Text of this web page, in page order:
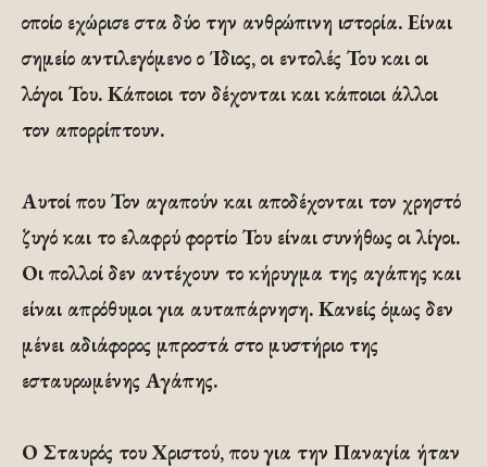
οποίο εχώρισε στα δύο την ανθρώπινη ιστορία. Είναι
σημείο αντιλεγόμενο ο Ίδιος, οι εντολές Του και οι
λόγοι Του. Κάποιοι τον δέχονται και κάποιοι άλλοι
τον απορρίπτουν.
Αυτοί που Τον αγαπούν και αποδέχονται τον χρηστό
ζυγό και το ελαφρύ φορτίο Του είναι συνήθως οι λίγοι.
Οι πολλοί δεν αντέχουν το κήρυγμα της αγάπης και
είναι απρόθυμοι για αυταπάρνηση. Κανείς όμως δεν
μένει αδιάφορος μπροστά στο μυστήριο της
εσταυρωμένης Αγάπης.
Ο Σταυρός του Χριστού, που για την Παναγία ήταν